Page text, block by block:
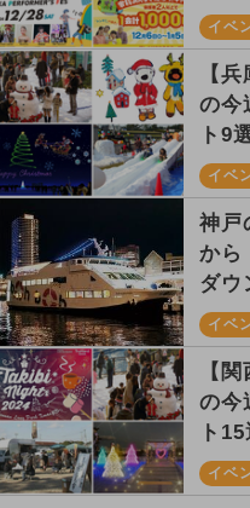
イベ
【
の今
ト9
イベ
神戸
から
ダウ
イベ
【
の今
ト
イベ